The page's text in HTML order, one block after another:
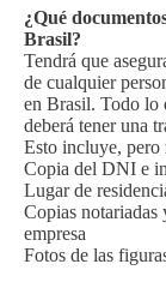
¿Qué
Brasil?
Tendrá que
de cualquier
en Brasil. Todo lo
deberá tener una
Esto incluye, pero
Copia del DNI e
Lugar de
Copias notariadas
empresa
Fotos de las